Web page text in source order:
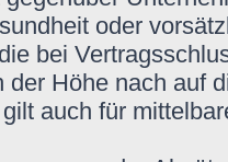
oder
bei
der Höhe nach auf
auch für